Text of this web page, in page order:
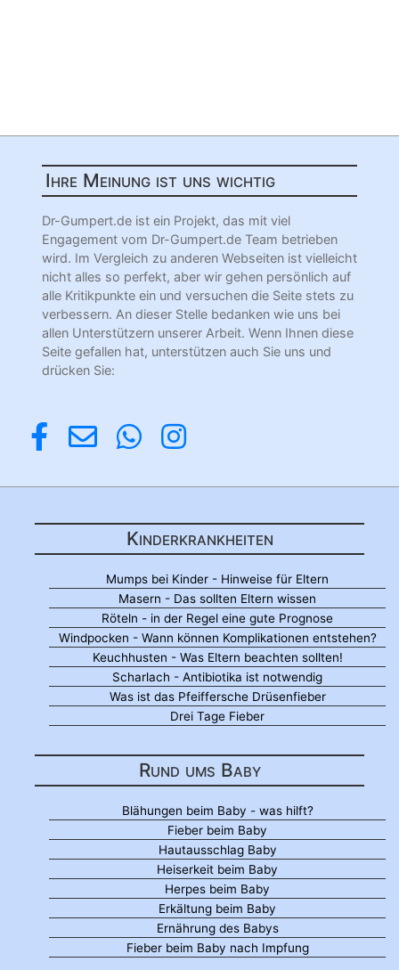
Ihre Meinung ist uns wichtig
Dr-Gumpert.de ist ein Projekt, das mit viel
Engagement vom Dr-Gumpert.de Team betrieben
wird. Im Vergleich zu anderen Webseiten ist vielleicht
nicht alles so perfekt, aber wir gehen persönlich auf
alle Kritikpunkte ein und versuchen die Seite stets zu
verbessern. An dieser Stelle bedanken wie uns bei
allen Unterstützern unserer Arbeit. Wenn Ihnen diese
Seite gefallen hat, unterstützen auch Sie uns und
drücken Sie:
Kinderkrankheiten
Mumps bei Kinder - Hinweise für Eltern
Masern - Das sollten Eltern wissen
Röteln - in der Regel eine gute Prognose
Windpocken - Wann können Komplikationen entstehen?
Keuchhusten - Was Eltern beachten sollten!
Scharlach - Antibiotika ist notwendig
Was ist das Pfeiffersche Drüsenfieber
Drei Tage Fieber
Rund ums Baby
Blähungen beim Baby - was hilft?
Fieber beim Baby
Hautausschlag Baby
Heiserkeit beim Baby
Herpes beim Baby
Erkältung beim Baby
Ernährung des Babys
Fieber beim Baby nach Impfung